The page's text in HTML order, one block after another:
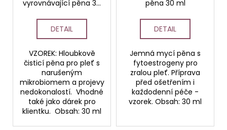
vyrovnávající pěna 30
DETAIL
VZOREK: Hloubkově
čisticí pěna pro pleť s
narušeným
mikrobiomem a projevy
nedokonalostí. Vhodné
také jako dárek pro
klientku. Obsah: 30 ml
pěna 30 ml
DETAIL
Jemná mycí pěna s
fytoestrogeny pro
zralou pleť. Příprava
před ošetřením i
každodenní péče -
vzorek. Obsah: 30 ml